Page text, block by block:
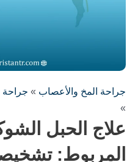
جراحة المخ والأعصاب » جراحة
»
علاج الحبل
المربوط: